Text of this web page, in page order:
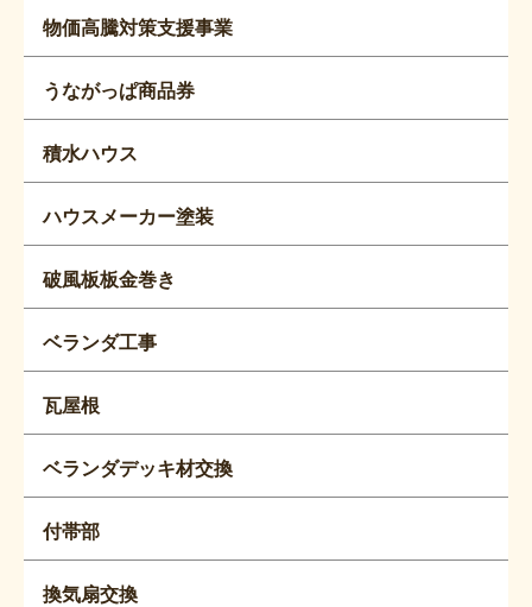
物価高騰対策支援事業
うながっぱ商品券
積水ハウス
ハウスメーカー塗装
破風板板金巻き
ベランダ工事
瓦屋根
ベランダデッキ材交換
付帯部
換気扇交換